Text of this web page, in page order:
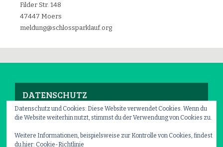
Filder Str. 148
47447 Moers
meldung@schlossparklauf.org
DATENSCHUTZ
Impressum–Datenschutz
Datenschutz und Cookies: Diese Website verwendet Cookies. Wenn du
die Website weiterhin nutzt, stimmst du der Verwendung von Cookies zu.
Weitere Informationen, beispielsweise zur Kontrolle von Cookies, findest
du hier: Cookie-Richtlinie